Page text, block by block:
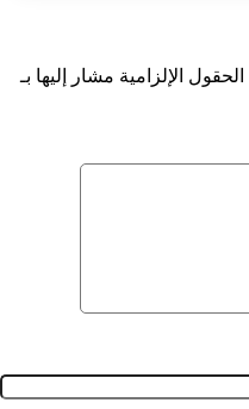
الحقول الإلزامية مشار إليها بـ